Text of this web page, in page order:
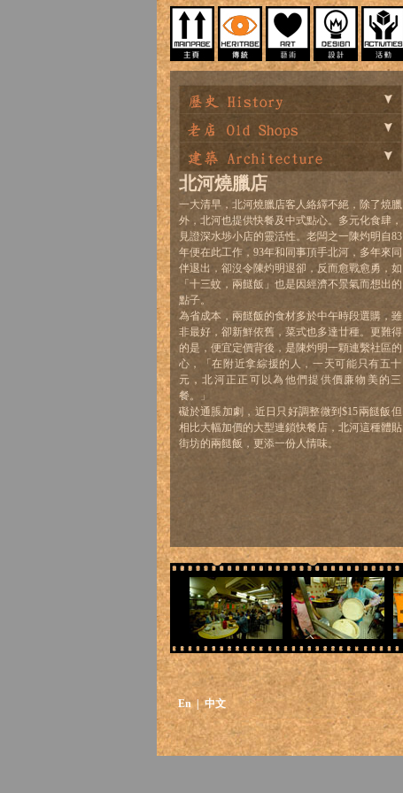
北河燒臘店
一大清早，北河燒臘店客人絡繹不絕，除了燒臘
外，北河也提供快餐及中式點心。多元化食肆，
見證深水埗小店的靈活性。老闆之一陳灼明自83
年便在此工作，93年和同事頂手北河，多年來同
伴退出，卻沒令陳灼明退卻，反而愈戰愈勇，如
「十三蚊，兩餸飯」也是因經濟不景氣而想出的
點子。
為省成本，兩餸飯的食材多於中午時段選購，雖
非最好，卻新鮮依舊，菜式也多達廿種。更難得
的是，便宜定價背後，是陳灼明一顆連繫社區的
心，「在附近拿綜援的人，一天可能只有五十
元，北河正正可以為他們提供價廉物美的三
餐。」
礙於通脹加劇，近日只好調整微到$15兩餸飯但
相比大幅加價的大型連鎖快餐店，北河這種體貼
街坊的兩餸飯，更添一份人情味。
En| 中文